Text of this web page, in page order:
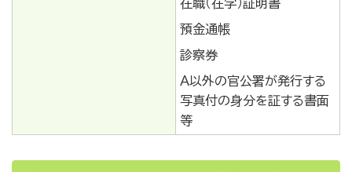
在職（在学）証明書
預金通帳
診察券
Ａ以外の官公署が発行する
写真付の身分を証する書面
等